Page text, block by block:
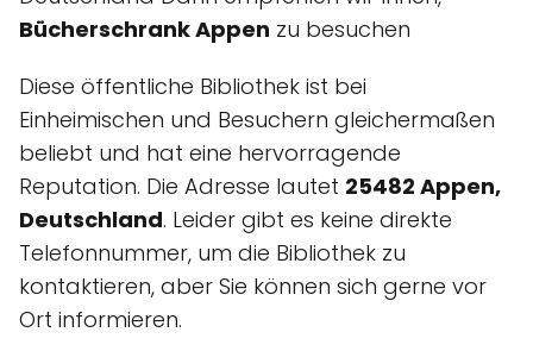
Bücherschrank Appen zu besuchen
Diese öffentliche Bibliothek ist bei
Einheimischen und Besuchern gleichermaßen
beliebt und hat eine hervorragende
Reputation. Die Adresse lautet 25482 Appen,
Deutschland. Leider gibt es keine direkte
Telefonnummer, um die Bibliothek zu
kontaktieren, aber Sie können sich gerne vor
Ort informieren.